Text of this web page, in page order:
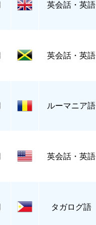
英会話・英語
英会話・英語
ルーマニア語
英会話・英語
タガログ語